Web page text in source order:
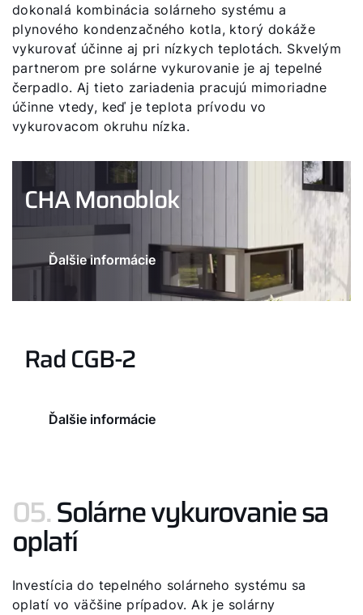
dokonalá kombinácia solárneho systému a
plynového kondenzačného kotla, ktorý dokáže
vykurovať účinne aj pri nízkych teplotách. Skvelým
partnerom pre solárne vykurovanie je aj tepelné
čerpadlo. Aj tieto zariadenia pracujú mimoriadne
účinne vtedy, keď je teplota prívodu vo
vykurovacom okruhu nízka.
CHA Monoblok
Ďalšie informácie
Rad CGB-2
Ďalšie informácie
05.Solárne vykurovanie sa
oplatí
Investícia do tepelného solárneho systému sa
oplatí vo väčšine prípadov. Ak je solárny